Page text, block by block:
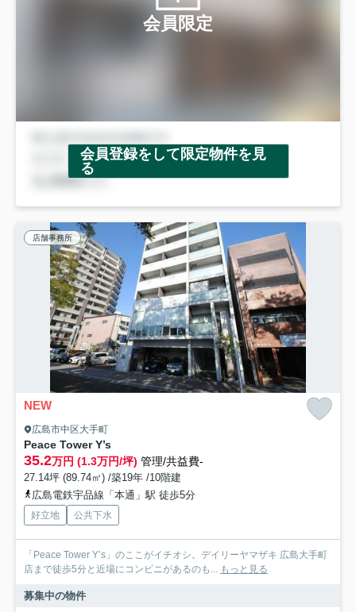
会員限定
会員登録をして限定物件を見
る
店舗事務所
NEW
広島市中区大手町
Peace Tower Y’s
35.2万円 (1.3万円/坪) 管理/共益費-
27.14坪 (89.74㎡) /築19年 /10階建
広島電鉄宇品線「本通」駅 徒歩5分
好立地 公共下水
「Peace Tower Y’s」のここがイチオシ。デイリーヤマザキ 広島大手町
店まで徒歩5分と近場にコンビニがあるのも...
もっと見る
募集中の物件